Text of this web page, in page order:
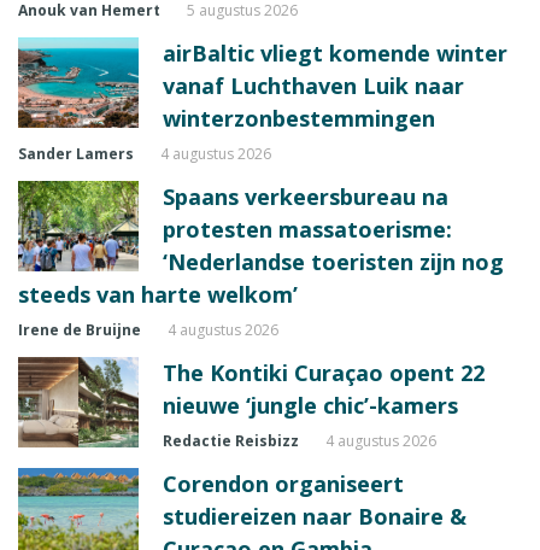
Anouk van Hemert 5 augustus 2026
airBaltic vliegt komende winter
vanaf Luchthaven Luik naar
winterzonbestemmingen
Sander Lamers 4 augustus 2026
Spaans verkeersbureau na
protesten massatoerisme:
‘Nederlandse toeristen zijn nog
steeds van harte welkom’
Irene de Bruijne 4 augustus 2026
The Kontiki Curaçao opent 22
nieuwe ‘jungle chic’-kamers
Redactie Reisbizz 4 augustus 2026
Corendon organiseert
studiereizen naar Bonaire &